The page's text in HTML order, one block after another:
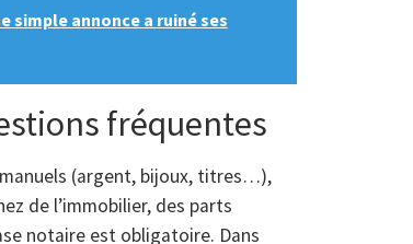
simple annonce a ruiné ses
fréquentes
(argent, bijoux, titres…),
de l’immobilier, des parts
notaire est obligatoire. Dans